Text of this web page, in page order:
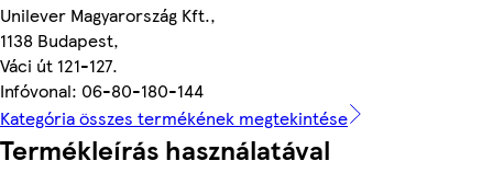
Unilever Magyarország Kft.,
1138 Budapest,
Váci út 121-127.
Infóvonal: 06-80-180-144
Kategória összes termékének megtekintése
Termékleírás használatával